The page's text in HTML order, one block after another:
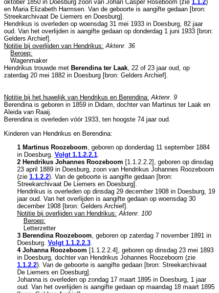
oktober 1850 in Doesburg zoon van Johan Casper Roseboom (zie 1.1.2)
en Maria Elizabeth Harmsen. Van de geboorte is aangifte gedaan [bron:
Streekarchivaat De Liemers en Doesburg].
Hendrikus is overleden op woensdag 31 mei 1933 in Doesburg, 82 jaar
oud. Van het overlijden is aangifte gedaan op donderdag 1 juni 1933 [bron:
Gelders Archief].
Notitie bij overlijden van Hendrikus: Aktenr. 36
Beroep:
Wagenmaker
Hendrikus trouwde met Berendina ter Laak, 22 of 23 jaar oud, op
zaterdag 20 mei 1882 in Doesburg [bron: Gelders Archief].
Notitie bij het huwelijk van Hendrikus en Berendina: Aktenr. 9
Berendina is geboren in 1859 in Didam, dochter van Martinus ter Laak en
Aleida van Raaij.
Berendina is overleden vóór 1933, ten hoogste 74 jaar oud.
Kinderen van Hendrikus en Berendina:
1 Martinus Roozeboom , geboren op donderdag 11 september 1884
in Doesburg. Volgt 1.1.2.2.1.
2 Hendrikus Johannes Roozeboom [1.1.2.2.2], geboren op dinsdag
23 april 1889 in Doesburg, zoon van Hendrikus Johannes Roozeboom
(zie 1.1.2.2). Van de geboorte is aangifte gedaan [bron:
Streekarchivaat De Liemers en Doesburg].
Hendrikus is overleden op dinsdag 29 december 1908 in Doesburg, 19
jaar oud. Van het overlijden is aangifte gedaan op woensdag 30
december 1908 [bron: Gelders Archief].
Notitie bij overlijden van Hendrikus: Aktenr. 100
Beroep:
Letterzetter
3 Berendina Roozeboom , geboren op zaterdag 7 november 1891 in
Doesburg. Volgt 1.1.2.2.3.
4 Johanna Roozeboom [1.1.2.2.4], geboren op dinsdag 23 mei 1893
in Doesburg, dochter van Hendrikus Johannes Roozeboom (zie
1.1.2.2). Van de geboorte is aangifte gedaan [bron: Streekarchivaat
De Liemers en Doesburg].
Johanna is overleden op zondag 17 maart 1895 in Doesburg, 1 jaar
oud. Van het overlijden is aangifte gedaan op maandag 18 maart 1895